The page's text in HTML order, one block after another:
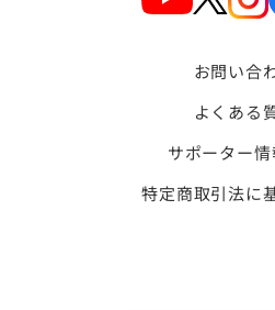
お問い合
よくある
サポーター
特定商取引法に